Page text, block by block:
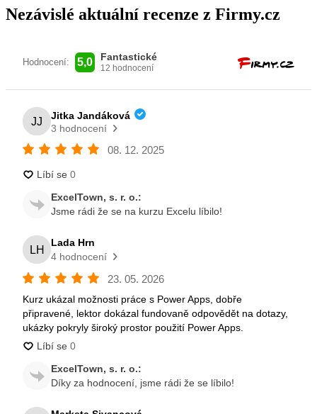
Nezávislé aktuální recenze z Firmy.cz